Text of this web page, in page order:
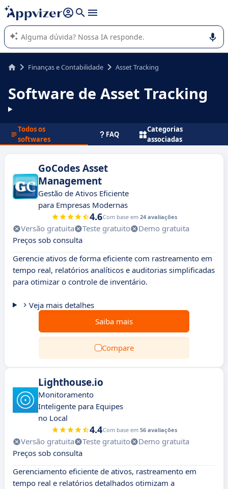
de nossa IA (várias linhas com
A IA do Appvizer o orienta no uso ou na seleção de software
SaaS para sua empresa.
Finanças e Contabilidade Asset Tracking
Software de Asset Tracking
Todos os
softwares
FAQ
Categorias
associadas
GoCodes Asset
Management
Gestão de Ativos Eficiente
para Empresas Modernas
4.6Com base em 24 avaliações
Versão gratuita Teste gratuito
Demo gratuita
Preços sob consulta
Gerencie ativos de forma eficiente com rastreamento em
tempo real, relatórios analíticos e auditorias simplificadas
para otimizar o controle de inventário.
Veja mais detalhes
Saiba mais
Compare
Lighthouse.io
Monitoramento
Inteligente para Equipes
no Local
4.4Com base em 56 avaliações
Versão gratuita Teste gratuito
Demo gratuita
Preços sob consulta
Gerenciamento eficiente de ativos, rastreamento em
tempo real e relatórios detalhados otimizam a